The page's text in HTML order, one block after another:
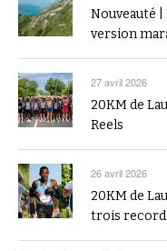
Nouveauté
version
27 avril 2026
20KM de
Reels
26 avril 2026
20KM de
trois